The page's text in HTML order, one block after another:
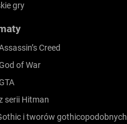
gry
Creed
of War
serii Hitman
i tworów gothicopodobnych